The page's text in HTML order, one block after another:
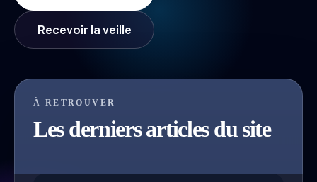
Recevoir la veille
À RETROUVER
Les derniers articles du site